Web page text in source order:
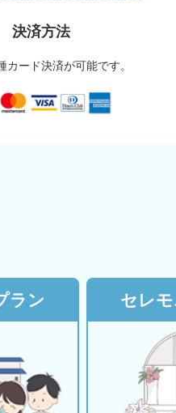
決済方法
カード決済が可能です。
ラン セレ